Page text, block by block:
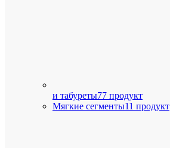
и табуреты77 продукт
Мягкие сегменты11 продукт